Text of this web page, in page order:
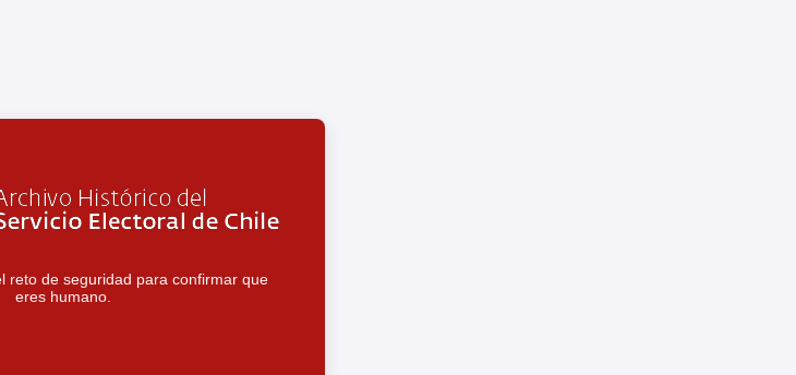
reto de seguridad para confirmar que
eres humano.